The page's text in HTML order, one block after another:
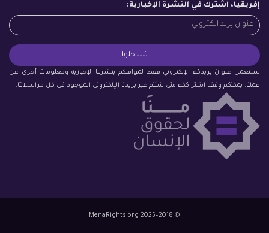
إفريقيا، اشترك في النشرة الإخبارية:
نستعمل عنوان بريدكم الإلكتروني فقط لموافتكم بنشرتنا الإخبارية ومعلومات أخرى عن
عملنا. يمكنكم وقف اشتراككم متى شئتم عبر بريدنا الإلكتروني الموجود في كل مراسلاتنا.
© 2018–2025 MenaRights.org